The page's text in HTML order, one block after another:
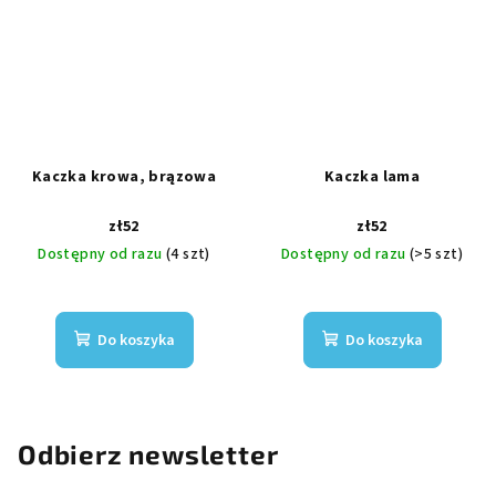
Kaczka krowa, brązowa
zł52
Dostępny od razu (4 szt)
Do koszyka
Kaczka lama
zł52
Dostępny od razu (>5 szt)
Do koszyka
Odbierz newsletter